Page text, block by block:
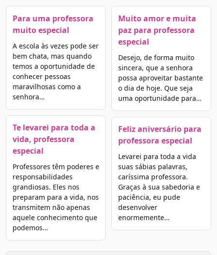
Para uma professora
muito especial
A escola às vezes pode ser
bem chata, mas quando
temos a oportunidade de
conhecer pessoas
maravilhosas como a
senhora…
Te levarei para toda a
vida, professora
especial
Professores têm poderes e
responsabilidades
grandiosas. Eles nos
preparam para a vida, nos
transmitem não apenas
aquele conhecimento que
podemos…
Muito amor e muita
paz para professora
especial
Desejo, de forma muito
sincera, que a senhora
possa aproveitar bastante
o dia de hoje. Que seja
uma oportunidade para…
Feliz aniversário para
professora especial
Levarei para toda a vida
suas sábias palavras,
caríssima professora.
Graças à sua sabedoria e
paciência, eu pude
desenvolver
enormemente…